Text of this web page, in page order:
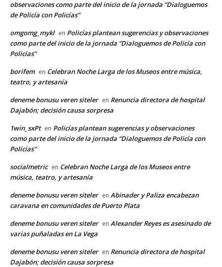
observaciones como parte del inicio de la jornada “Dialoguemos
de Policía con Policías”
omgomg_mykl en Policías plantean sugerencias y observaciones
como parte del inicio de la jornada “Dialoguemos de Policía con
Policías”
borifem en Celebran Noche Larga de los Museos entre música,
teatro, y artesanía
deneme bonusu veren siteler en Renuncia directora de hospital
Dajabón; decisión causa sorpresa
1win_sxPt en Policías plantean sugerencias y observaciones
como parte del inicio de la jornada “Dialoguemos de Policía con
Policías”
socialmetric en Celebran Noche Larga de los Museos entre
música, teatro, y artesanía
deneme bonusu veren siteler en Abinader y Paliza encabezan
caravana en comunidades de Puerto Plata
deneme bonusu veren siteler en Alexander Reyes es asesinado de
varias puñaladas en La Vega
deneme bonusu veren siteler en Renuncia directora de hospital
Dajabón; decisión causa sorpresa